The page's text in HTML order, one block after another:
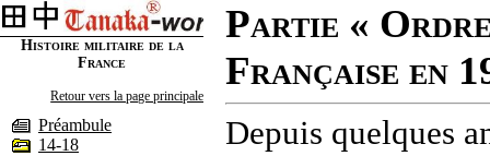
Histoire militaire de la
France
Retour vers la page principale
Préambule
14-18
Partie «
Française en
Depuis quelques